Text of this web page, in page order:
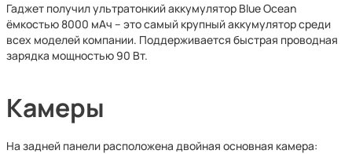
Гаджет получил ультратонкий аккумулятор Blue Ocean
ёмкостью 8000 мАч – это самый крупный аккумулятор среди
всех моделей компании. Поддерживается быстрая проводная
зарядка мощностью 90 Вт.
Камеры
На задней панели расположена двойная основная камера: